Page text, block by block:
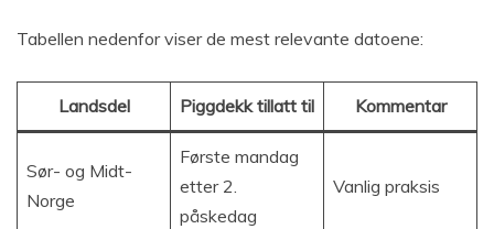
Tabellen nedenfor viser de mest relevante datoene:
Landsdel Piggdekk tillatt til Kommentar
Sør- og Midt-
Norge
Første mandag
etter 2.
påskedag
Vanlig praksis